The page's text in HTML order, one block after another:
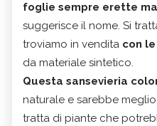
foglie sempre erette
suggerisce il nome. Si
troviamo in vendita con
da materiale sintetico.
Questa sansevieria
naturale e sarebbe
tratta di piante che